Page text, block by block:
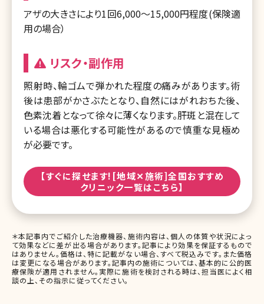
アザの大きさにより1回6,000～15,000円程度(保険適
用の場合）
リスク・副作用
照射時、輪ゴムで弾かれた程度の痛みがあります。術
後は患部がかさぶたとなり、自然にはがれおちた後、
色素沈着となって徐々に薄くなります。肝斑と混在して
いる場合は悪化する可能性があるので慎重な見極め
が必要です。
【すぐに探せます![地域✕施術]全国おすすめ
クリニック一覧はこちら】
＊本記事内でご紹介した治療機器、施術内容は、個人の体質や状況によっ
て効果などに差が出る場合があります。記事により効果を保証するもので
はありません。価格は、特に記載がない場合、すべて税込みです。また価格
は変更になる場合があります。記事内の施術については、基本的に公的医
療保険が適用されません。実際に施術を検討される時は、担当医によく相
談の上、その指示に従ってください。